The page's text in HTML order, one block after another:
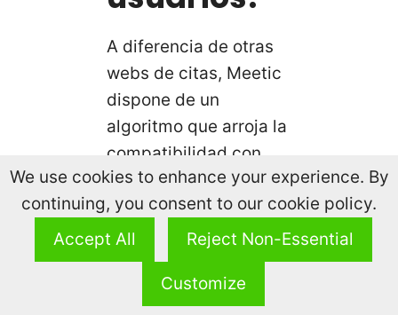
A diferencia de otras
webs de citas, Meetic
dispone de un
algoritmo que arroja la
compatibilidad con
otros usuarios, esto
según tus respuestas
y la información que
aportas a tu perfil en
el proceso del registro;
We use cookies to enhance your experience. By
continuing, you consent to our cookie policy.
Accept All
Reject Non-Essential
Customize